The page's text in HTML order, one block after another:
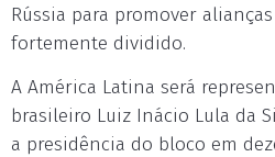
Rússia para promover
fortemente dividido.
A América Latina será
brasileiro Luiz Inácio Lula da
a presidência do bloco em